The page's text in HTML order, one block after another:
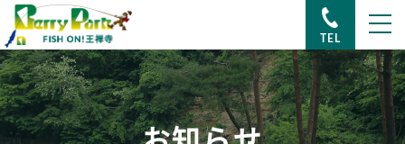
TEL